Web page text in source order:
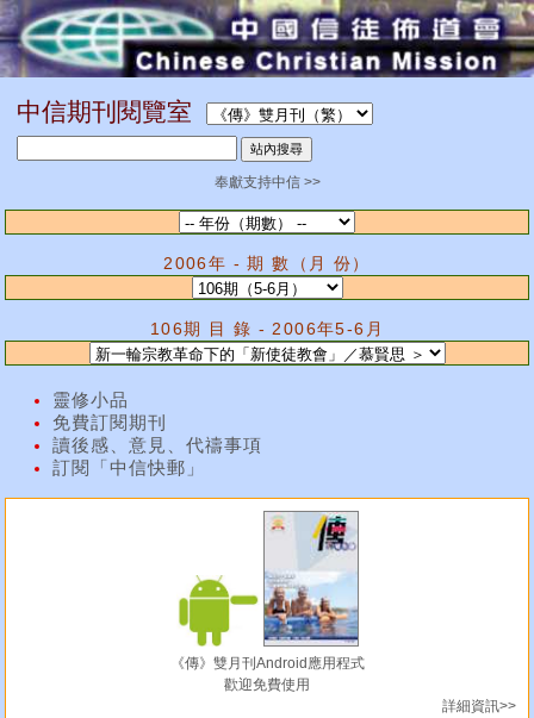
中信期刊閱覽室
奉獻支持中信 >>
2006年 - 期 數（月 份）
106期 目 錄 - 2006年5-6月
靈修小品
免費訂閱期刊
讀後感、意見、代禱事項
訂閱「中信快郵」
《傳》雙月刊Android應用程式
歡迎免費使用
詳細資訊>>